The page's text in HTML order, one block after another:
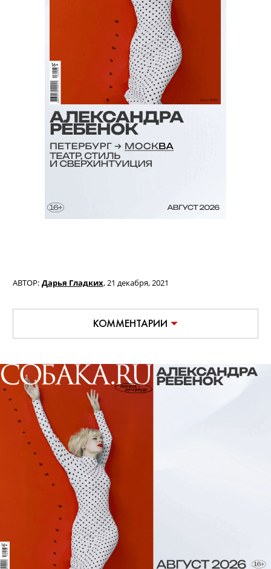
АВТОР: Дарья Гладких,21 декабря, 2021
КОММЕНТАРИИ